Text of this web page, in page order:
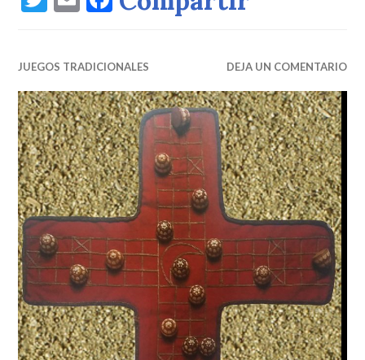
te
r
l e
b
o
o
k
JUEGOS TRADICIONALES DEJA UN COMENTARIO